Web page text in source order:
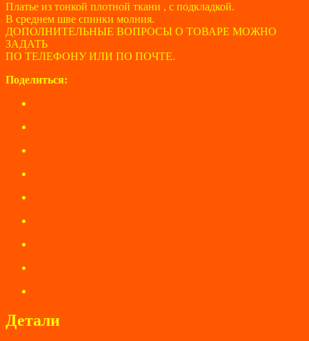
Платье из тонкой плотной ткани , с подкладкой.
В среднем шве спинки молния.
ДОПОЛНИТЕЛЬНЫЕ ВОПРОСЫ О ТОВАРЕ МОЖНО
ЗАДАТЬ
ПО ТЕЛЕФОНУ ИЛИ ПО ПОЧТЕ.
Поделиться:
Детали